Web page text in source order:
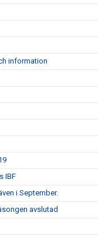
information
IBF
i September.
avslutad